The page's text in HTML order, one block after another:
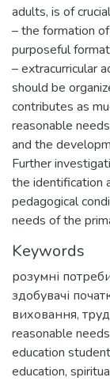
adults, is of
– the formation
purposeful
– extracurricular
should be
contributes as
reasonable
and the
Further
the identification
pedagogical
needs of the
Keywords
розумні
здобувачі
виховання,
reasonable needs
education
education,